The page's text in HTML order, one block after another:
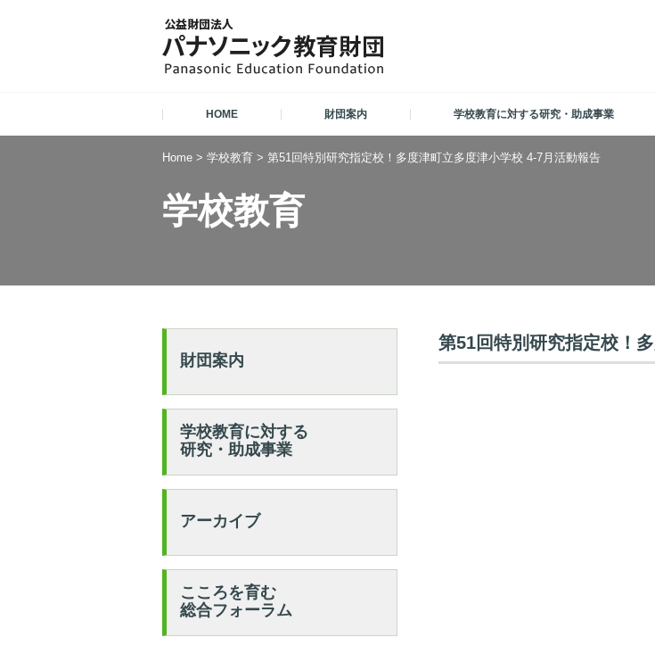
HOME 財団案内 学校教育に対する研究・助成事業
Home > 学校教育 > 第51回特別研究指定校！多度津町立多度津小学校 4-7月活動報告
学校教育
第51回特別研究指定校！
財団案内
学校教育に対する
研究・助成事業
アーカイブ
こころを育む
総合フォーラム